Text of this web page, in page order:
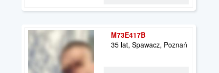
M73E417B
35 lat, Spawacz, Poznań